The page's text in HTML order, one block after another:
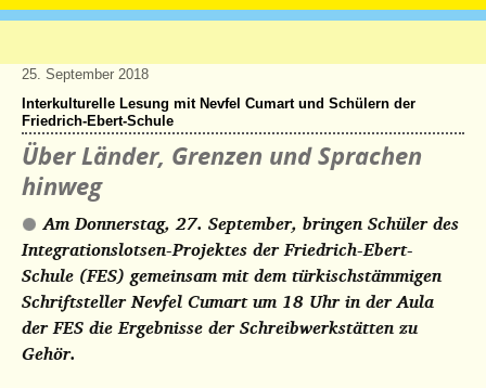
25. September 2018
Interkulturelle Lesung mit Nevfel Cumart und Schülern der
Friedrich-Ebert-Schule
Über Länder, Grenzen und Sprachen
hinweg
Am Donnerstag, 27. September, bringen Schüler des
Integrationslotsen-Projektes der Friedrich-Ebert-
Schule (FES) gemeinsam mit dem türkischstämmigen
Schriftsteller Nevfel Cumart um 18 Uhr in der Aula
der FES die Ergebnisse der Schreibwerkstätten zu
Gehör.